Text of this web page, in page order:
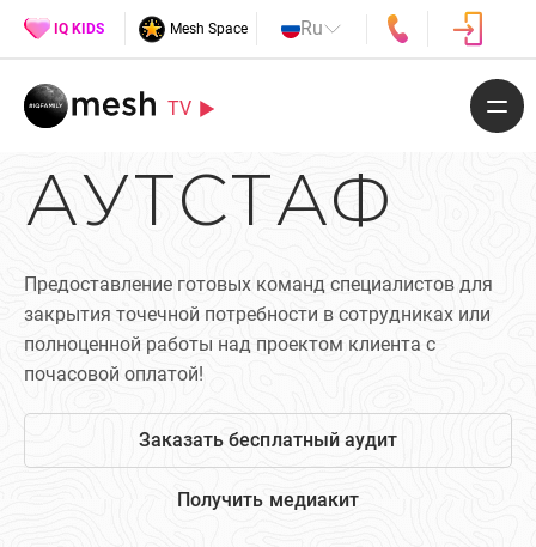
IQ KIDS Mesh Space Ru
TV
АУТСТАФ
Предоставление готовых команд специалистов для
закрытия точечной потребности в сотрудниках или
полноценной работы над проектом клиента с
почасовой оплатой!
Заказать бесплатный аудит
Получить медиакит